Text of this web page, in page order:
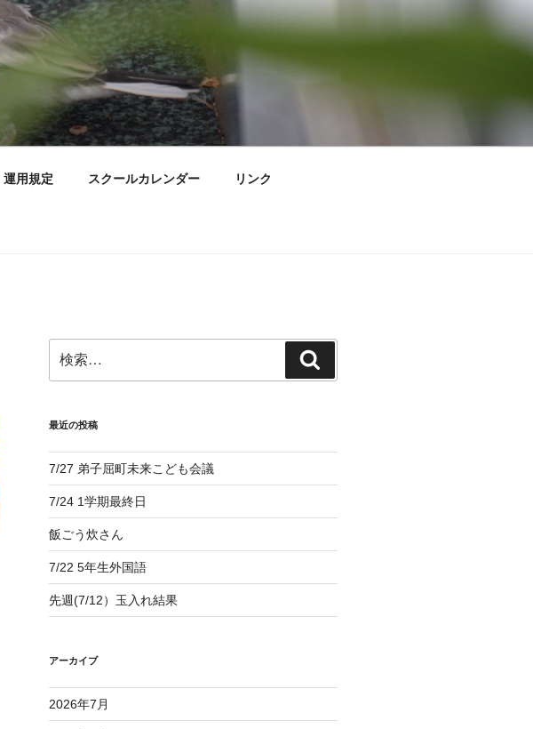
運用規定 スクールカレンダー リンク
索:
索
最近の投稿
7/27 弟子屈町未来こども会議
7/24 1学期最終日
飯ごう炊さん
7/22 5年生外国語
先週(7/12）玉入れ結果
アーカイブ
2026年7月